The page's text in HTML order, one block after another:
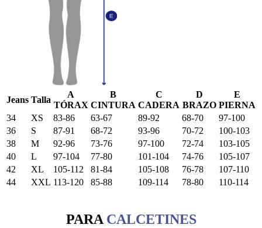
Jeans Talla
A
TÓRAX
B
CINTURA
C
CADERA
D
BRAZO
E
PIERNA
34
XS 83-86 63-67 89-92 68-70
97-100
36
S 87-91 68-72 93-96 70-72
100-103
38
M 92-96 73-76 97-100 72-74
103-105
40
L 97-104 77-80 101-104 74-76
105-107
42
XL 105-112 81-84 105-108 76-78
107-110
44
XXL 113-120 85-88 109-114 78-80 110-114
PARACALCETINES